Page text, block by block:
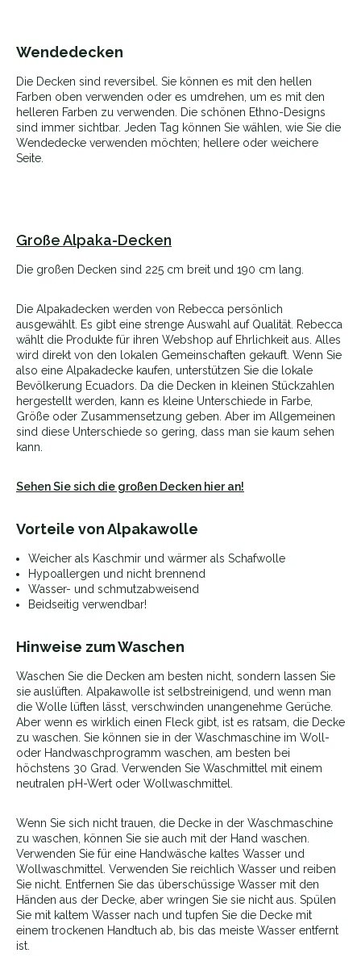
Wendedecken
Die Decken sind reversibel. Sie können es mit den hellen
Farben oben verwenden oder es umdrehen, um es mit den
helleren Farben zu verwenden. Die schönen Ethno-Designs
sind immer sichtbar. Jeden Tag können Sie wählen, wie Sie die
Wendedecke verwenden möchten; hellere oder weichere
Seite.
Große Alpaka-Decken
Die großen Decken sind 225 cm breit und 190 cm lang.
Die Alpakadecken werden von Rebecca persönlich
ausgewählt. Es gibt eine strenge Auswahl auf Qualität. Rebecca
wählt die Produkte für ihren Webshop auf Ehrlichkeit aus. Alles
wird direkt von den lokalen Gemeinschaften gekauft. Wenn Sie
also eine Alpakadecke kaufen, unterstützen Sie die lokale
Bevölkerung Ecuadors. Da die Decken in kleinen Stückzahlen
hergestellt werden, kann es kleine Unterschiede in Farbe,
Größe oder Zusammensetzung geben. Aber im Allgemeinen
sind diese Unterschiede so gering, dass man sie kaum sehen
kann.
Sehen Sie sich die großen Decken hier an!
Vorteile von Alpakawolle
Weicher als Kaschmir und wärmer als Schafwolle
Hypoallergen und nicht brennend
Wasser- und schmutzabweisend
Beidseitig verwendbar!
Hinweise zum Waschen
Waschen Sie die Decken am besten nicht, sondern lassen Sie
sie auslüften. Alpakawolle ist selbstreinigend, und wenn man
die Wolle lüften lässt, verschwinden unangenehme Gerüche.
Aber wenn es wirklich einen Fleck gibt, ist es ratsam, die Decke
zu waschen. Sie können sie in der Waschmaschine im Woll-
oder Handwaschprogramm waschen, am besten bei
höchstens 30 Grad. Verwenden Sie Waschmittel mit einem
neutralen pH-Wert oder Wollwaschmittel.
Wenn Sie sich nicht trauen, die Decke in der Waschmaschine
zu waschen, können Sie sie auch mit der Hand waschen.
Verwenden Sie für eine Handwäsche kaltes Wasser und
Wollwaschmittel. Verwenden Sie reichlich Wasser und reiben
Sie nicht. Entfernen Sie das überschüssige Wasser mit den
Händen aus der Decke, aber wringen Sie sie nicht aus. Spülen
Sie mit kaltem Wasser nach und tupfen Sie die Decke mit
einem trockenen Handtuch ab, bis das meiste Wasser entfernt
ist.